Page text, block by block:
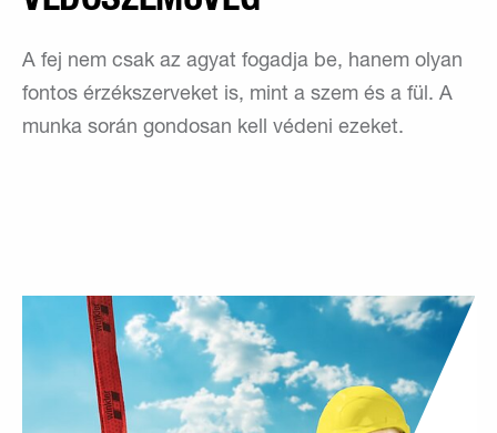
A fej nem csak az agyat fogadja be, hanem olyan
fontos érzékszerveket is, mint a szem és a fül. A
munka során gondosan kell védeni ezeket.